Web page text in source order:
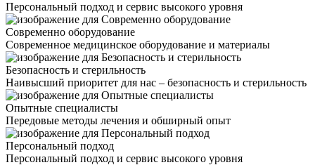
Персональный подход и сервис высокого уровня
Современно оборудование
Современное медицинское оборудование и материалы
Безопасность и стерильность
Наивысший приоритет для нас – безопасность и стерильность
Опытные специалисты
Передовые методы лечения и обширный опыт
Персональный подход
Персональный подход и сервис высокого уровня